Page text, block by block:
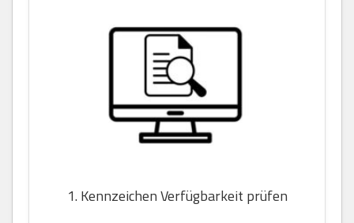
1. Kennzeichen Verfügbarkeit prüfen